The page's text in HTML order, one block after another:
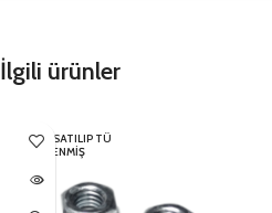
İlgili ürünler
HEPSI SATILIP TÜ
KENMIŞ